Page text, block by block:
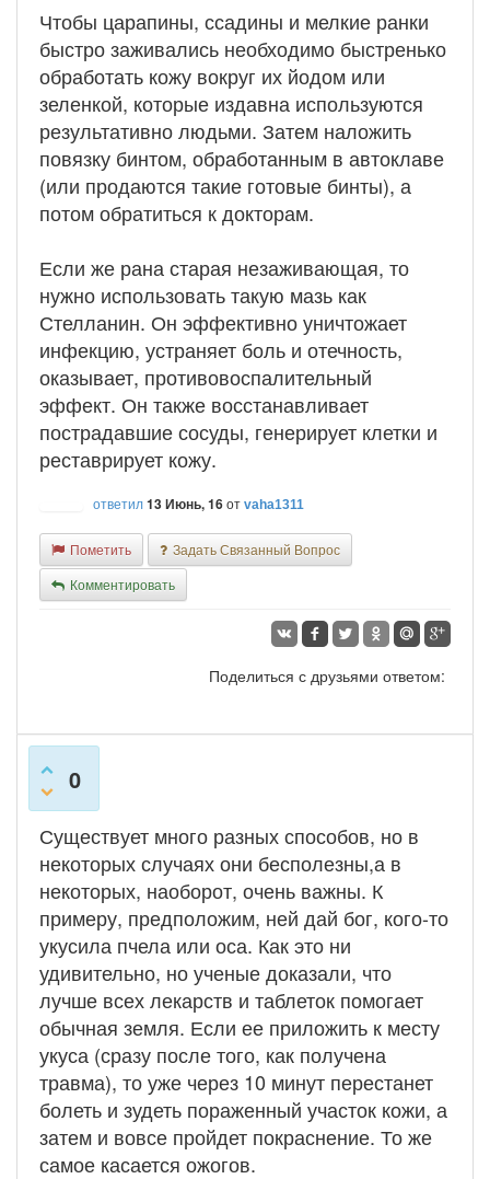
Чтобы царапины, ссадины и мелкие ранки
быстро заживались необходимо быстренько
обработать кожу вокруг их йодом или
зеленкой, которые издавна используются
результативно людьми. Затем наложить
повязку бинтом, обработанным в автоклаве
(или продаются такие готовые бинты), а
потом обратиться к докторам.
Если же рана старая незаживающая, то
нужно использовать такую мазь как
Стелланин. Он эффективно уничтожает
инфекцию, устраняет боль и отечность,
оказывает, противовоспалительный
эффект. Он также восстанавливает
пострадавшие сосуды, генерирует клетки и
реставрирует кожу.
ответил13 Июнь, 16от vaha1311
Пометить
Задать Связанный Вопрос
Комментировать
Поделиться с друзьями ответом:
0
Существует много разных способов, но в
некоторых случаях они бесполезны,а в
некоторых, наоборот, очень важны. К
примеру, предположим, ней дай бог, кого-то
укусила пчела или оса. Как это ни
удивительно, но ученые доказали, что
лучше всех лекарств и таблеток помогает
обычная земля. Если ее приложить к месту
укуса (сразу после того, как получена
травма), то уже через 10 минут перестанет
болеть и зудеть пораженный участок кожи, а
затем и вовсе пройдет покраснение. То же
самое касается ожогов.